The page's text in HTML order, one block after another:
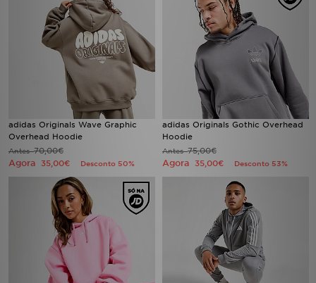
adidas Originals Wave Graphic
Overhead Hoodie
Antes70,00€
Agora 35,00€ Desconto 50%
adidas Originals Gothic Overhead
Hoodie
Antes75,00€
Agora 35,00€ Desconto 53%